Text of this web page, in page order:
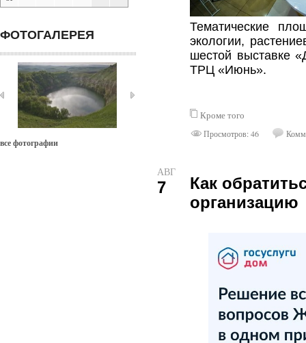
ФОТОГАЛЕРЕЯ
все фотографии
Тематические
экологии,
шестой выставке
ТРЦ «Июнь».
Кроме того
Просмотров: 46
АВГ
7
Как
организацию